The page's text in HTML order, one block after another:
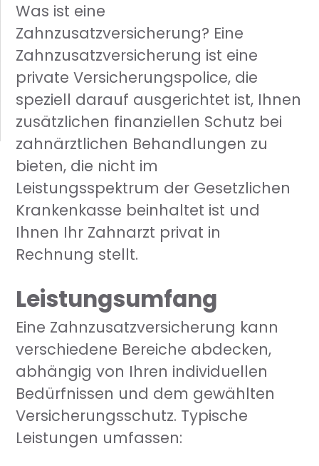
Was ist eine
Zahnzusatzversicherung? Eine
Zahnzusatzversicherung ist eine
private Versicherungspolice, die
speziell darauf ausgerichtet ist, Ihnen
zusätzlichen finanziellen Schutz bei
zahnärztlichen Behandlungen zu
bieten, die nicht im
Leistungsspektrum der Gesetzlichen
Krankenkasse beinhaltet ist und
Ihnen Ihr Zahnarzt privat in
Rechnung stellt.
Leistungsumfang
Eine Zahnzusatzversicherung kann
verschiedene Bereiche abdecken,
abhängig von Ihren individuellen
Bedürfnissen und dem gewählten
Versicherungsschutz. Typische
Leistungen umfassen: